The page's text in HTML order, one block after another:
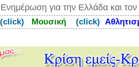
Ενημέρωση για την Ελλάδα και
(click) Μουσική (click)